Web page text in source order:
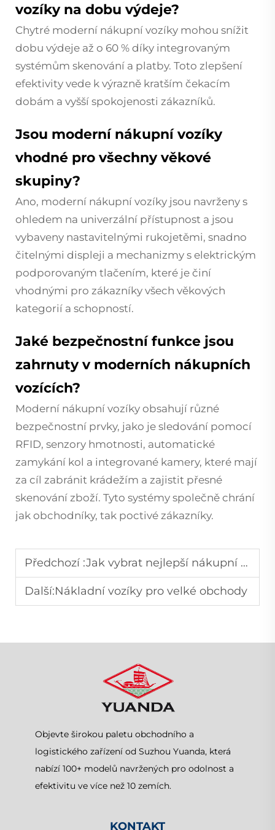
vozíky na dobu výdeje?
Chytré moderní nákupní vozíky mohou snížit
dobu výdeje až o 60 % díky integrovaným
systémům skenování a platby. Toto zlepšení
efektivity vede k výrazně kratším čekacím
dobám a vyšší spokojenosti zákazníků.
Jsou moderní nákupní vozíky
vhodné pro všechny věkové
skupiny?
Ano, moderní nákupní vozíky jsou navrženy s
ohledem na univerzální přístupnost a jsou
vybaveny nastavitelnými rukojetěmi, snadno
čitelnými displeji a mechanizmy s elektrickým
podporovaným tlačením, které je činí
vhodnými pro zákazníky všech věkových
kategorií a schopností.
Jaké bezpečnostní funkce jsou
zahrnuty v moderních nákupních
vozících?
Moderní nákupní vozíky obsahují různé
bezpečnostní prvky, jako je sledování pomocí
RFID, senzory hmotnosti, automatické
zamykání kol a integrované kamery, které mají
za cíl zabránit krádežím a zajistit přesné
skenování zboží. Tyto systémy společně chrání
jak obchodníky, tak poctivé zákazníky.
Předchozí :Jak vybrat nejlepší nákupní vozík pro obchod
Další:Nákladní vozíky pro velké obchody
Objevte širokou paletu obchodního a
logistického zařízení od Suzhou Yuanda, která
nabízí 100+ modelů navržených pro odolnost a
efektivitu ve více než 10 zemích.
KONTAKT